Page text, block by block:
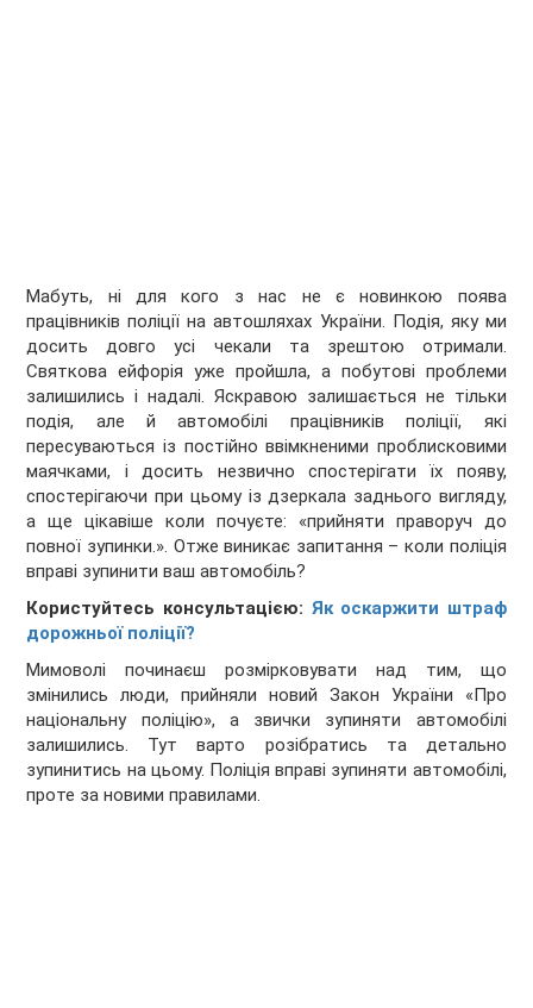
Мабуть, ні для кого з нас не є новинкою поява
працівників поліції на автошляхах України. Подія, яку ми
досить довго усі чекали та зрештою отримали.
Святкова ейфорія уже пройшла, а побутові проблеми
залишились і надалі. Яскравою залишається не тільки
подія, але й автомобілі працівників поліції, які
пересуваються із постійно ввімкненими проблисковими
маячками, і досить незвично спостерігати їх появу,
спостерігаючи при цьому із дзеркала заднього вигляду,
а ще цікавіше коли почуєте: «прийняти праворуч до
повної зупинки.». Отже виникає запитання – коли поліція
вправі зупинити ваш автомобіль?
Користуйтесь консультацією: Як оскаржити штраф
дорожньої поліції?
Мимоволі починаєш розмірковувати над тим, що
змінились люди, прийняли новий Закон України «Про
національну поліцію», а звички зупиняти автомобілі
залишились. Тут варто розібратись та детально
зупинитись на цьому. Поліція вправі зупиняти автомобілі,
проте за новими правилами.